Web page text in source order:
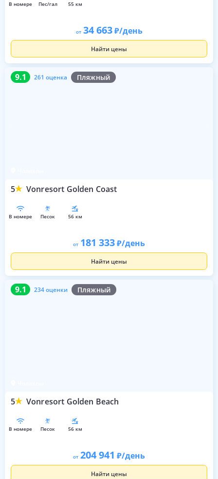
в номере пес/гал 55 км
от 34 663 /день
Найти цены
9.1 261 оценка Пляжный
5 Vonresort Golden Coast
9.1 261 оценка
в номере песок 56 км
от 181 333 /день
Найти цены
9.1 234 оценки Пляжный
5 Vonresort Golden Beach
9.1 234 оценки
в номере песок 56 км
от 204 941 /день
Найти цены